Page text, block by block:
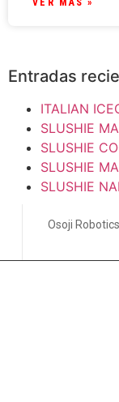
VER MÁS »
Entradas
ITALIAN
SLUSHIE
SLUSHIE
SLUSHIE
SLUSHIE
Osoji